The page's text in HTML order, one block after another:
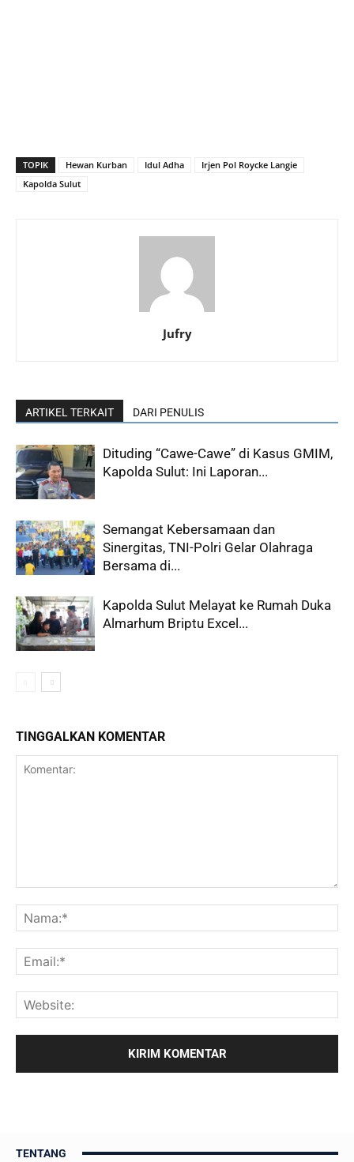
TOPIK Hewan Kurban Idul Adha
Irjen Pol Roycke Langie
Kapolda Sulut
Jufry
ARTIKEL TERKAIT DARI PENULIS
Dituding “Cawe-Cawe” di Kasus GMIM,
Kapolda Sulut: Ini Laporan...
Semangat Kebersamaan dan
Sinergitas, TNI-Polri Gelar Olahraga
Bersama di...
Kapolda Sulut Melayat ke Rumah Duka
Almarhum Briptu Excel...
TINGGALKAN KOMENTAR
TENTANG